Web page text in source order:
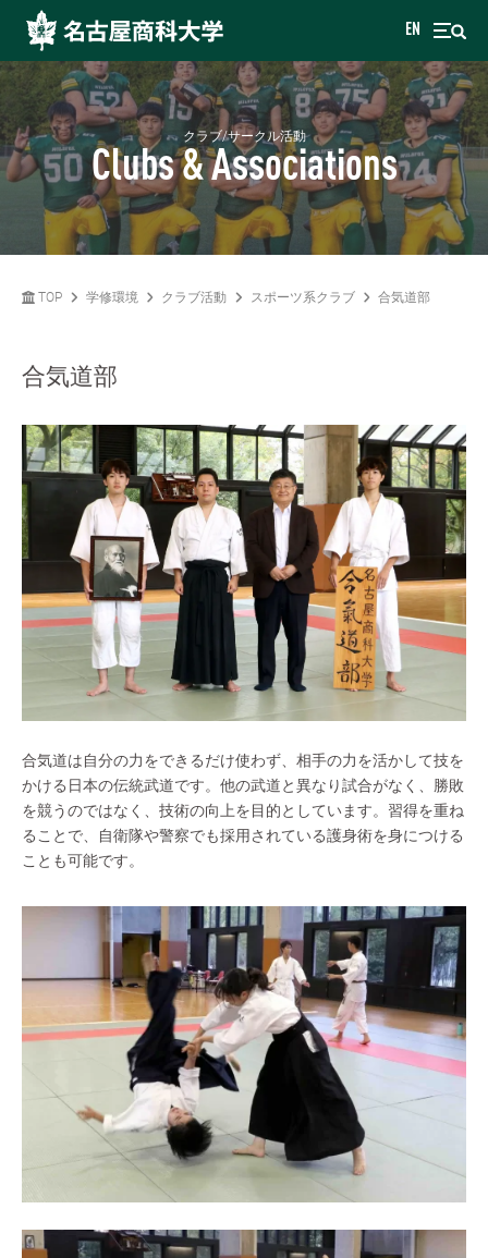
EN
クラブ/サークル活動
Clubs & Associations
TOP 学修環境 クラブ活動 スポーツ系クラブ 合気道部
合気道部
合気道は自分の力をできるだけ使わず、相手の力を活かして技を
かける日本の伝統武道です。他の武道と異なり試合がなく、勝敗
を競うのではなく、技術の向上を目的としています。習得を重ね
ることで、自衛隊や警察でも採用されている護身術を身につける
ことも可能です。